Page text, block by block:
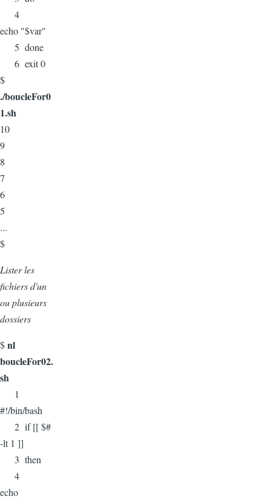
4
echo "$var"
5 done
6 exit 0
$
./boucleFor0
1.sh
10
9
8
7
6
5
...
$
Lister les
fichiers d'un
ou plusieurs
dossiers
$nl
boucleFor02.
sh
1
#!/bin/bash
2 if [[ $#
-lt 1 ]]
3 then
4
echo